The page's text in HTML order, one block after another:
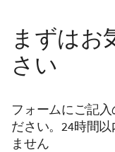
まずはお
さい
フォームにご記
ださい。24時間
ません